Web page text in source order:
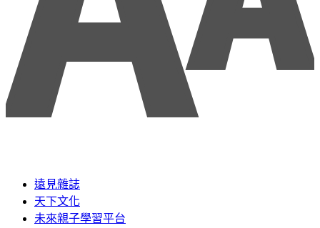
遠見雜誌
天下文化
未來親子學習平台